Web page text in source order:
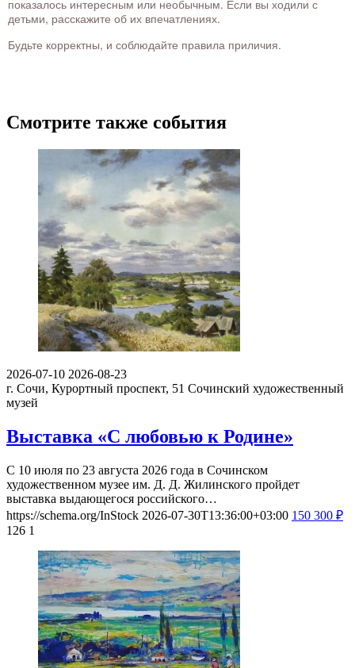
показалось интересным или необычным. Если вы ходили с
детьми, расскажите об их впечатлениях.
Будьте корректны, и соблюдайте правила приличия.
Смотрите также события
2026-07-10 2026-08-23
г. Сочи, Курортный проспект, 51 Сочинский художественный
музей
Выставка «С любовью к Родине»
С 10 июля по 23 августа 2026 года в Сочинском
художественном музее им. Д. Д. Жилинского пройдет
выставка выдающегося российского…
https://schema.org/InStock 2026-07-30T13:36:00+03:00 150 300 ₽
126 1